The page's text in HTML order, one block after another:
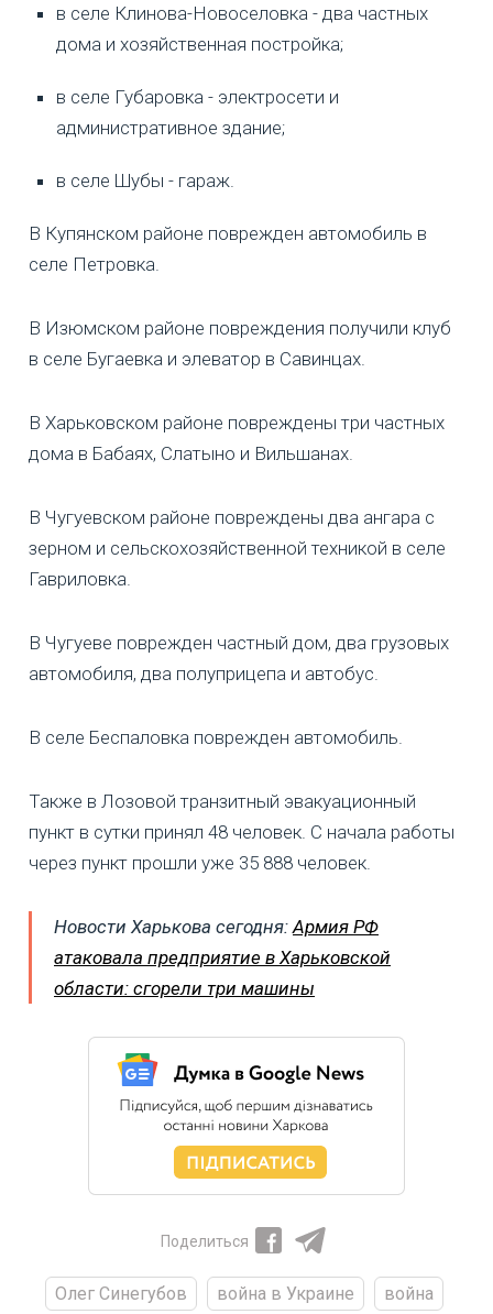
в селе Клинова-Новоселовка - два частных
дома и хозяйственная постройка;
в селе Губаровка - электросети и
административное здание;
в селе Шубы - гараж.
В Купянском районе поврежден автомобиль в
селе Петровка.
В Изюмском районе повреждения получили клуб
в селе Бугаевка и элеватор в Савинцах.
В Харьковском районе повреждены три частных
дома в Бабаях, Слатыно и Вильшанах.
В Чугуевском районе повреждены два ангара с
зерном и сельскохозяйственной техникой в селе
Гавриловка.
В Чугуеве поврежден частный дом, два грузовых
автомобиля, два полуприцепа и автобус.
В селе Беспаловка поврежден автомобиль.
Также в Лозовой транзитный эвакуационный
пункт в сутки принял 48 человек. С начала работы
через пункт прошли уже 35 888 человек.
Новости Харькова сегодня: Армия РФ
атаковала предприятие в Харьковской
области: сгорели три машины
Поделиться
Олег Синегубов война в Украине война